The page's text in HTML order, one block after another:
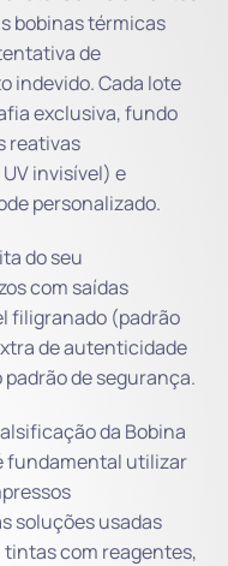
bobinas térmicas
de
indevido. Cada lote
exclusiva, fundo
reativas
invisível) e
personalizado.
do seu
com saídas
filigranado (padrão
de autenticidade
de segurança.
da Bobina
fundamental utilizar
soluções usadas
com reagentes,